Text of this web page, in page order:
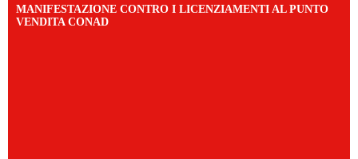
MANIFESTAZIONE CONTRO I LICENZIAMENTI AL PUNTO
VENDITA CONAD